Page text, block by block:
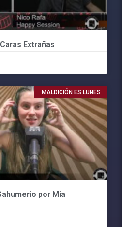
Extrañas
MALDICIÓN ES LUNES
por Mia